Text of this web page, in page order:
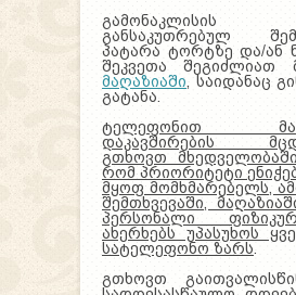
გამონაკლისის
განსაკუთრებულ
პატარა ტორტზე და/ან
შეკვეთა შეგიძლიათ
მაღაზიაში , საიდანაც
გატანა.
ტელეფონით
დაკავშირების
გთხოვთ
რომპრიორიტეტი
მყოფ მომხმარებელს,
შემთხვევაში,
პერსონალი
ახერხებს უპასუხოს
სატელეფონო ზარს
გთხოვთ